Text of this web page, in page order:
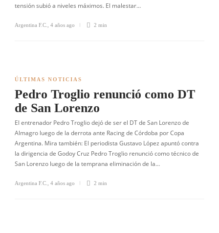
tensión subió a niveles máximos. El malestar…
Argentina F.C. 4 años ago 2 min
ÚLTIMAS NOTICIAS
Pedro Troglio renunció como DT
de San Lorenzo
El entrenador Pedro Troglio dejó de ser el DT de San Lorenzo de
Almagro luego de la derrota ante Racing de Córdoba por Copa
Argentina. Mira también: El periodista Gustavo López apuntó contra
la dirigencia de Godoy Cruz Pedro Troglio renunció como técnico de
San Lorenzo luego de la temprana eliminación de la…
Argentina F.C. 4 años ago 2 min